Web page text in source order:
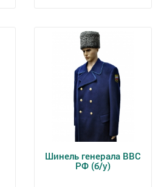
Шинель генерала ВВС
РФ (б/у)